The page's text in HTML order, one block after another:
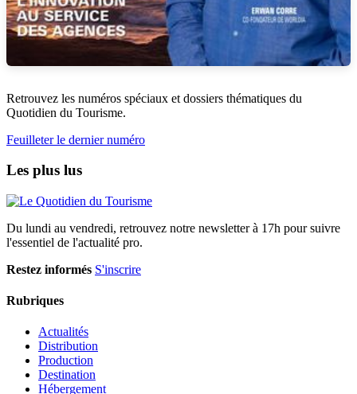
Retrouvez les numéros spéciaux et dossiers thématiques du
Quotidien du Tourisme.
Feuilleter le dernier numéro
Les plus lus
Du lundi au vendredi, retrouvez notre newsletter à 17h pour suivre
l'essentiel de l'actualité pro.
Restez informés S'inscrire
Rubriques
Actualités
Distribution
Production
Destination
Hébergement